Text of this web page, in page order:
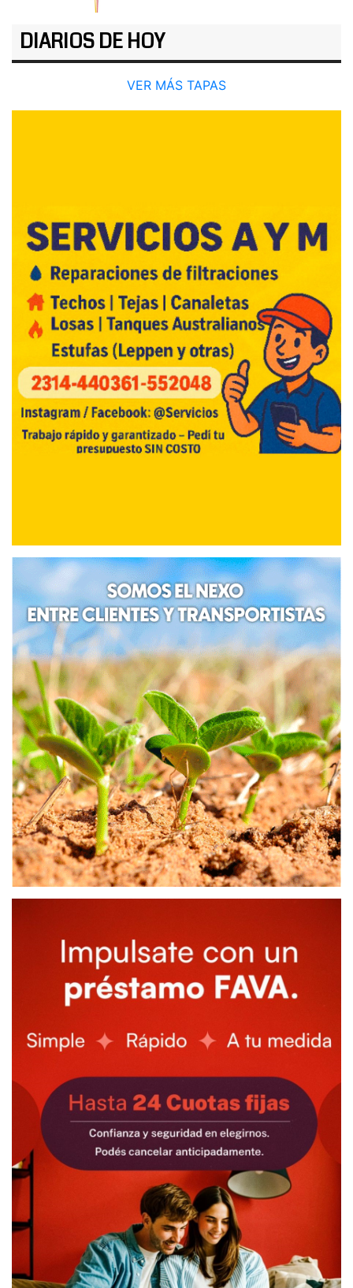
DIARIOS DE HOY
VER MÁS TAPAS